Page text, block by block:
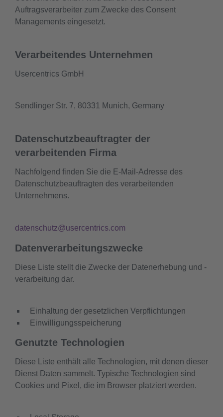
Auftragsverarbeiter zum Zwecke des Consent
Managements eingesetzt.
Verarbeitendes Unternehmen
Usercentrics GmbH
Sendlinger Str. 7, 80331 Munich, Germany
Datenschutzbeauftragter der
verarbeitenden Firma
Nachfolgend finden Sie die E-Mail-Adresse des
Datenschutzbeauftragten des verarbeitenden
Unternehmens.
datenschutz@usercentrics.com
Datenverarbeitungszwecke
Diese Liste stellt die Zwecke der Datenerhebung und -
verarbeitung dar.
Einhaltung der gesetzlichen Verpflichtungen
Einwilligungsspeicherung
Genutzte Technologien
Diese Liste enthält alle Technologien, mit denen dieser
Dienst Daten sammelt. Typische Technologien sind
Cookies und Pixel, die im Browser platziert werden.